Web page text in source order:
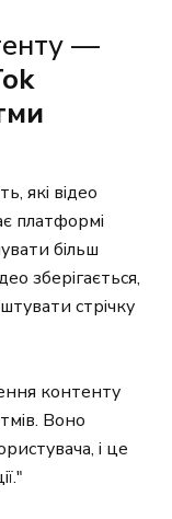
—
які відео
платформі
більш
зберігається,
стрічку
контенту
Воно
і це